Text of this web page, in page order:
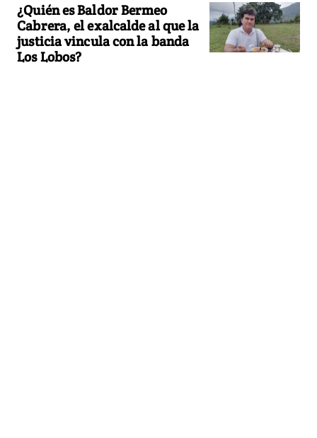
¿Quién es Baldor Bermeo
Cabrera, el exalcalde al que la
justicia vincula con la banda
Los Lobos?